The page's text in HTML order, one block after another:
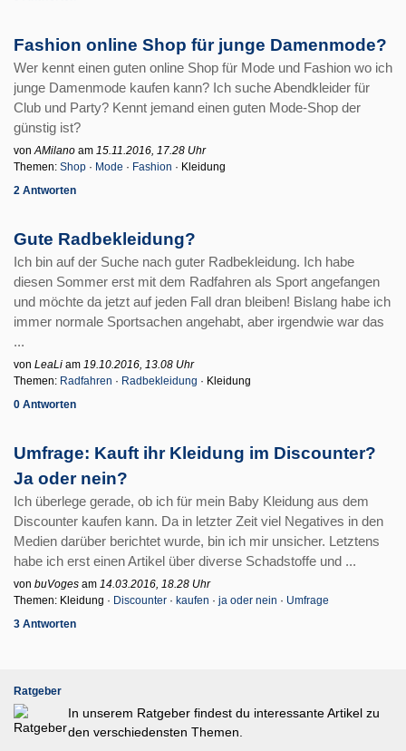
Fashion online Shop für junge Damenmode?
Wer kennt einen guten online Shop für Mode und Fashion wo ich
junge Damenmode kaufen kann? Ich suche Abendkleider für
Club und Party? Kennt jemand einen guten Mode-Shop der
günstig ist?
vonAMilano am 15.11.2016, 17.28 Uhr
Themen: Shop · Mode · Fashion · Kleidung
2 Antworten
Gute Radbekleidung?
Ich bin auf der Suche nach guter Radbekleidung. Ich habe
diesen Sommer erst mit dem Radfahren als Sport angefangen
und möchte da jetzt auf jeden Fall dran bleiben! Bislang habe ich
immer normale Sportsachen angehabt, aber irgendwie war das
...
von LeaLi am 19.10.2016, 13.08 Uhr
Themen: Radfahren · Radbekleidung · Kleidung
0 Antworten
Umfrage: Kauft ihr Kleidung im Discounter?
Ja oder nein?
Ich überlege gerade, ob ich für mein Baby Kleidung aus dem
Discounter kaufen kann. Da in letzter Zeit viel Negatives in den
Medien darüber berichtet wurde, bin ich mir unsicher. Letztens
habe ich erst einen Artikel über diverse Schadstoffe und ...
von buVoges am 14.03.2016, 18.28 Uhr
Themen: Kleidung · Discounter · kaufen · ja oder nein · Umfrage
3 Antworten
Ratgeber
In unserem Ratgeber findest du interessante Artikel zu
den verschiedensten Themen.